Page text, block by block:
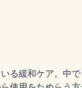
る緩和ケア。中